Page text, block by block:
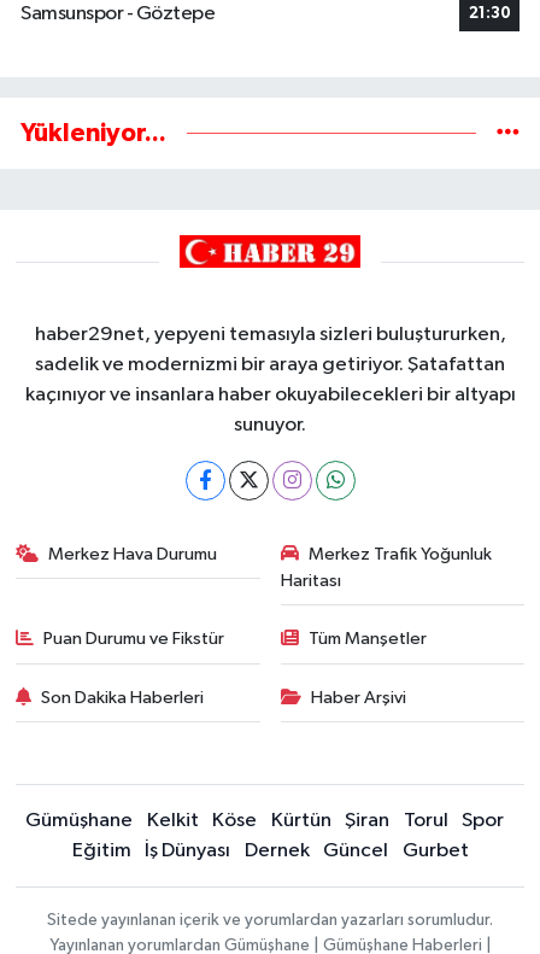
Samsunspor - Göztepe
21:30
Yükleniyor...
haber29net, yepyeni temasıyla sizleri buluştururken,
sadelik ve modernizmi bir araya getiriyor. Şatafattan
kaçınıyor ve insanlara haber okuyabilecekleri bir altyapı
sunuyor.
Merkez Hava Durumu
Merkez Trafik Yoğunluk
Haritası
Puan Durumu ve Fikstür Tüm Manşetler
Son Dakika Haberleri Haber Arşivi
Gümüşhane Kelkit Köse Kürtün Şiran Torul
Spor
Eğitim
İş Dünyası Dernek Güncel Gurbet
Sitede yayınlanan içerik ve yorumlardan yazarları sorumludur.
Yayınlanan yorumlardan Gümüşhane | Gümüşhane Haberleri |